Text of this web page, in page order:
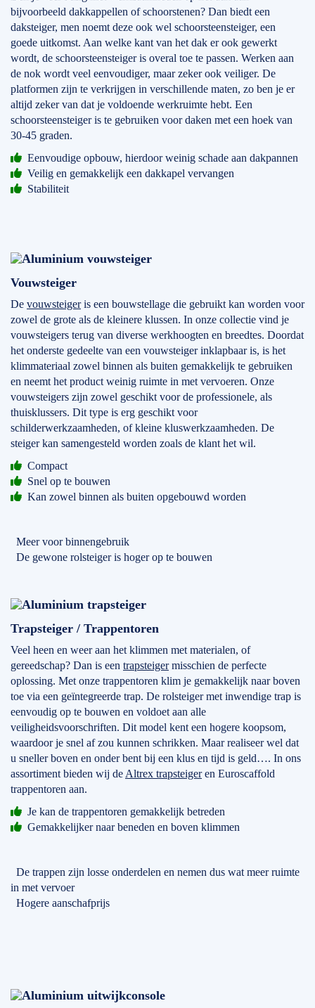
bijvoorbeeld dakkappellen of schoorstenen? Dan biedt een
daksteiger, men noemt deze ook wel schoorsteensteiger, een
goede uitkomst. Aan welke kant van het dak er ook gewerkt
wordt, de schoorsteensteiger is overal toe te passen. Werken aan
de nok wordt veel eenvoudiger, maar zeker ook veiliger. De
platformen zijn te verkrijgen in verschillende maten, zo ben je er
altijd zeker van dat je voldoende werkruimte hebt. Een
schoorsteensteiger is te gebruiken voor daken met een hoek van
30-45 graden.
Eenvoudige opbouw, hierdoor weinig schade aan dakpannen
Veilig en gemakkelijk een dakkapel vervangen
Stabiliteit
Vouwsteiger
De vouwsteigeris een bouwstellage die gebruikt kan worden voor
zowel de grote als de kleinere klussen. In onze collectie vind je
vouwsteigers terug van diverse werkhoogten en breedtes. Doordat
het onderste gedeelte van een vouwsteiger inklapbaar is, is het
klimmateriaal zowel binnen als buiten gemakkelijk te gebruiken
en neemt het product weinig ruimte in met vervoeren. Onze
vouwsteigers zijn zowel geschikt voor de professionele, als
thuisklussers. Dit type is erg geschikt voor
schilderwerkzaamheden, of kleine kluswerkzaamheden. De
steiger kan samengesteld worden zoals de klant het wil.
Compact
Snel op te bouwen
Kan zowel binnen als buiten opgebouwd worden
Meer voor binnengebruik
De gewone rolsteiger is hoger op te bouwen
Trapsteiger / Trappentoren
Veel heen en weer aan het klimmen met materialen, of
gereedschap? Dan is een trapsteigermisschien de perfecte
oplossing. Met onze trappentoren klim je gemakkelijk naar boven
toe via een geïntegreerde trap. De rolsteiger met inwendige trap is
eenvoudig op te bouwen en voldoet aan alle
veiligheidsvoorschriften. Dit model kent een hogere koopsom,
waardoor je snel af zou kunnen schrikken. Maar realiseer wel dat
u sneller boven en onder bent bij een klus en tijd is geld…. In ons
assortiment bieden wij de Altrex trapsteigeren Euroscaffold
trappentoren aan.
Je kan de trappentoren gemakkelijk betreden
Gemakkelijker naar beneden en boven klimmen
De trappen zijn losse onderdelen en nemen dus wat meer ruimte
in met vervoer
Hogere aanschafprijs